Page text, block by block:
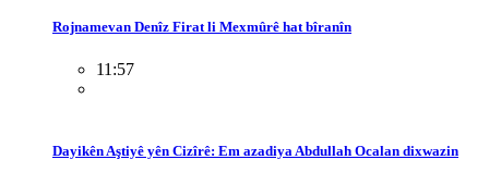
Rojnamevan Denîz Firat li Mexmûrê hat bîranîn
11:57
Dayikên Aştiyê yên Cizîrê: Em azadiya Abdullah Ocalan dixwazin